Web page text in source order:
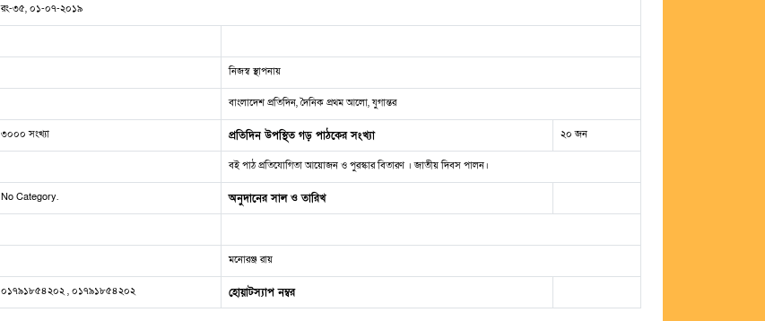
রং-৩৫, ০১-০৭-২০১৯
নিজস্ব স্থাপনায়
বাংলাদেশ প্রতিদিন, দৈনিক প্রথম আলো, যুগান্তর
৩০০০ সংখ্যা প্রতিদিন উপস্থিত গড় পাঠকের সংখ্যা ২০ জন
বই পাঠ প্রতিযোগিতা আয়োজন ও পুরস্কার বিতারণ । জাতীয় দিবস পালন।
No Category. অনুদানের সাল ও তারিখ
মনোরঞ্জ রায়
০১৭৯১৮৫৪২০২ , ০১৭৯১৮৫৪২০২ হোয়াটস্যাপ নম্বর